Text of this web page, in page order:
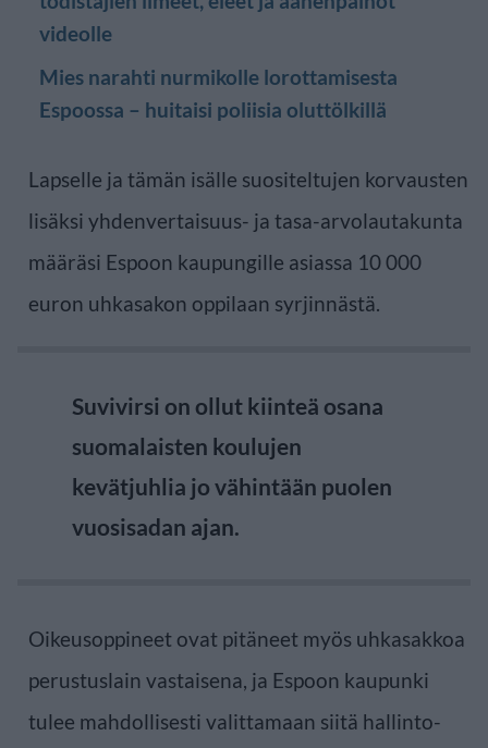
videolle
Mies narahti nurmikolle lorottamisesta
Espoossa – huitaisi poliisia oluttölkillä
Lapselle ja tämän isälle suositeltujen korvausten
lisäksi yhdenvertaisuus- ja tasa-arvolautakunta
määräsi Espoon kaupungille asiassa 10 000
euron uhkasakon oppilaan syrjinnästä.
Suvivirsi on ollut kiinteä osana
suomalaisten koulujen
kevätjuhlia jo vähintään puolen
vuosisadan ajan.
Oikeusoppineet ovat pitäneet myös uhkasakkoa
perustuslain vastaisena, ja Espoon kaupunki
tulee mahdollisesti valittamaan siitä hallinto-